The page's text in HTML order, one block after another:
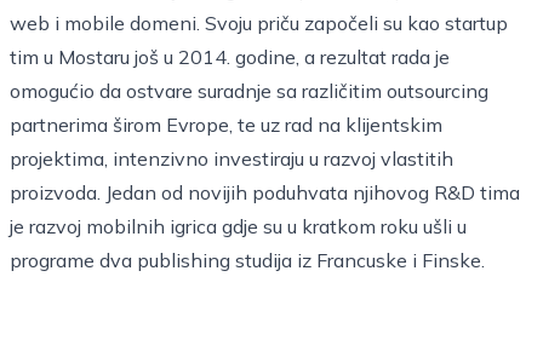
web i mobile domeni. Svoju priču započeli su kao startup
tim u Mostaru još u 2014. godine, a rezultat rada je
omogućio da ostvare suradnje sa različitim outsourcing
partnerima širom Evrope, te uz rad na klijentskim
projektima, intenzivno investiraju u razvoj vlastitih
proizvoda. Jedan od novijih poduhvata njihovog R&D tima
je razvoj mobilnih igrica gdje su u kratkom roku ušli u
programe dva publishing studija iz Francuske i Finske.